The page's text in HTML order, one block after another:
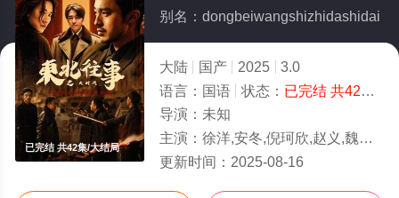
已完结 共42集/大结局
别名：dongbeiwangshizhidashidai
大陆 国产 2025
3.0
语言： 国语 状态： 已完结 共42集
导演： 未知
主演： 徐洋,安冬,倪珂欣,赵义,魏来,李超龙,李潼,郑胖,徐思雨
更新时间： 2025-08-16